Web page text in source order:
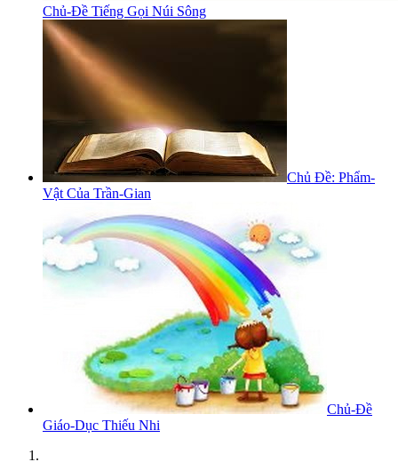
Chủ-Đề Tiếng Gọi Núi Sông
Chủ Đề: Phẩm-
Vật Của Trần-Gian
Chủ-Đề
Giáo-Dục Thiếu Nhi